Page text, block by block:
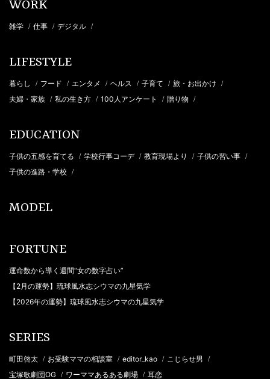
WORK
雑学 / 仕事 / デジタル /
LIFESTYLE
暮らし / フード / エンタメ / ヘルス / 子育て / 旅・お出かけ /
夫婦・家族 / 私の生き方 / 100人アンケート / 贈り物 /
EDUCATION
子供の五感を育てる / 学校行事コーデ / 教育現場より / 子供の習い事 /
子供の進路・学校 /
MODEL
FORTUNE
運命数から導く週間“女の数字占い”
【2月の運勢】琉球風水志シウマの九星気学
【2026年の運勢】琉球風水志シウマの九星気学
SERIES
町田啓太 / お受験ママの相談室 / editor_kao / こじらせ男 /
宝塚歌劇団OG / ワーママあるある劇場 / 耳恋